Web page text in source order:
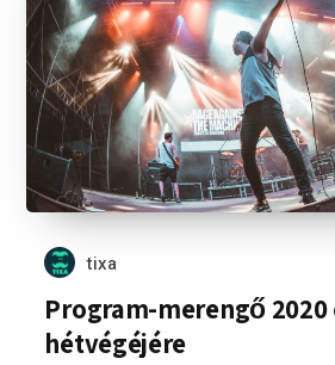
tixa
Program-merengő 2020
hétvégéjére